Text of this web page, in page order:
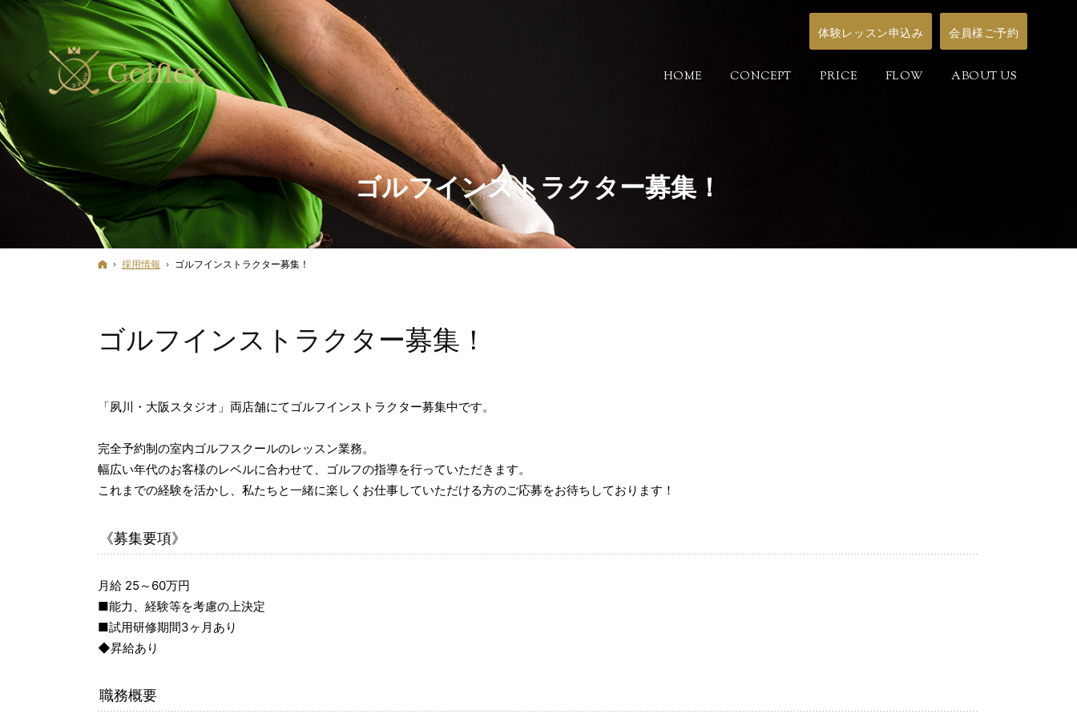
ゴルフインストラクター募集！
ホーム
採用情報 ゴルフインストラクター募集！
ゴルフインストラクター募集！
「夙川・大阪スタジオ」両店舗にてゴルフインストラクター募集中です。
完全予約制の室内ゴルフスクールのレッスン業務。
幅広い年代のお客様のレベルに合わせて、ゴルフの指導を行っていただきます。
これまでの経験を活かし、私たちと一緒に楽しくお仕事していただける方のご応募をお待ちしております！
《募集要項》
月給 25～60万円
■能力、経験等を考慮の上決定
■試用研修期間3ヶ月あり
◆昇給あり
職務概要
体験レッスン申込み 会員様ご予約
HOME CONCEPT PRICE FLOW ABOUT US